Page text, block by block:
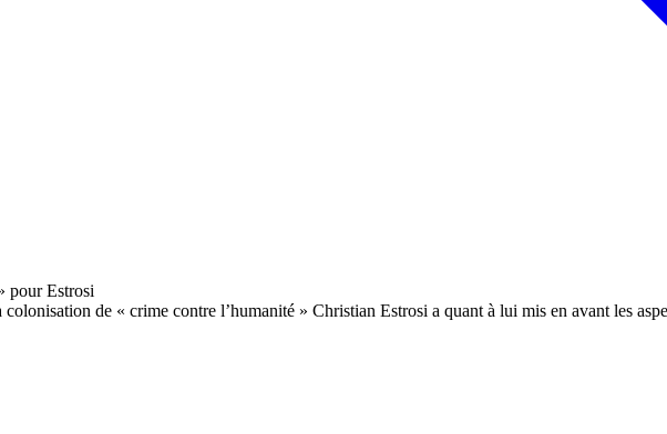
de « crime contre l’humanité » Christian Estrosi a quant à lui mis en avant les